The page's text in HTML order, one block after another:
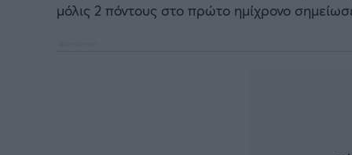
μόλις 2 πόντους στο πρώτο ημίχρονο